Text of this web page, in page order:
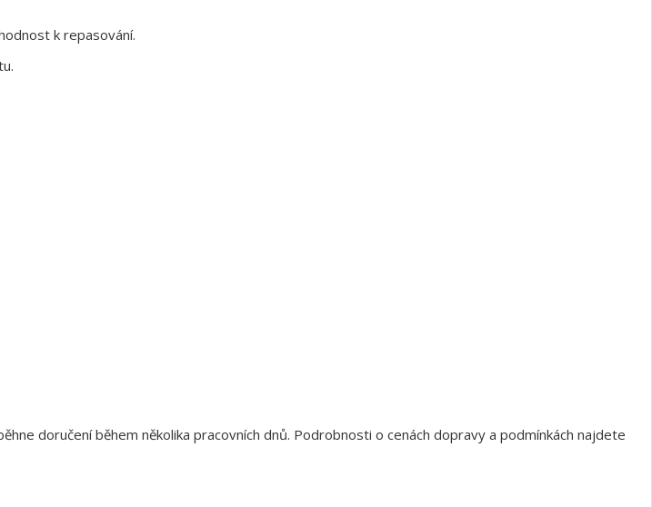
k repasování.
doručení během několika pracovních dnů. Podrobnosti o cenách dopravy a podmínkách najdete